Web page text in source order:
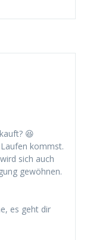
😆
kommst.
sich auch
gewöhnen.
es geht dir